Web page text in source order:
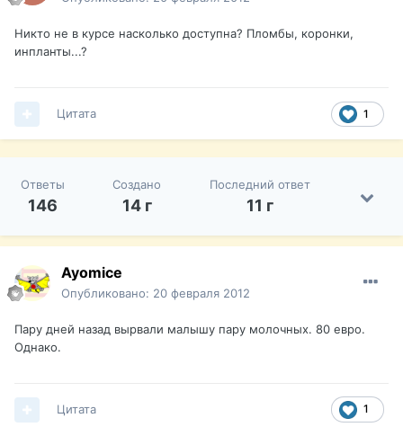
Никто не в курсе насколько доступна? Пломбы, коронки,
инпланты...?
1
Цитата
Ответы
146
Создано
14 г
Последний ответ
11 г
Ayomice
Опубликовано: 20 февраля 2012
Пару дней назад вырвали малышу пару молочных. 80 евро.
Однако.
1
Цитата